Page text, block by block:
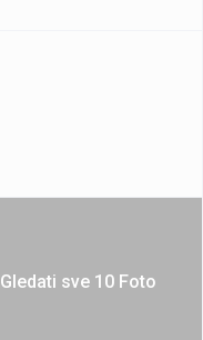
Gledati sve 10 Foto